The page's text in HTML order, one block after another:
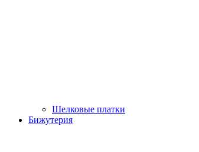
Шелковые платки
Бижутерия